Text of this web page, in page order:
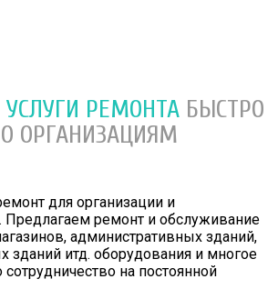
РЕМОНТА БЫСТРО
ОРГАНИЗАЦИЯМ
для организации и
Предлагаем ремонт и обслуживание
административных зданий,
зданий итд. оборудования и многое
на постоянной